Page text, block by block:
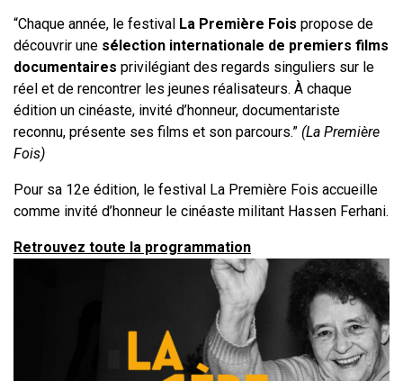
“Chaque année, le festival La Première Fois propose de
découvrir une sélection internationale de premiers films
documentaires privilégiant des regards singuliers sur le
réel et de rencontrer les jeunes réalisateurs. À chaque
édition un cinéaste, invité d’honneur, documentariste
reconnu, présente ses films et son parcours.” (La Première
Fois)
Pour sa 12e édition, le festival La Première Fois accueille
comme invité d’honneur le cinéaste militant Hassen Ferhani.
Retrouvez toute la programmation